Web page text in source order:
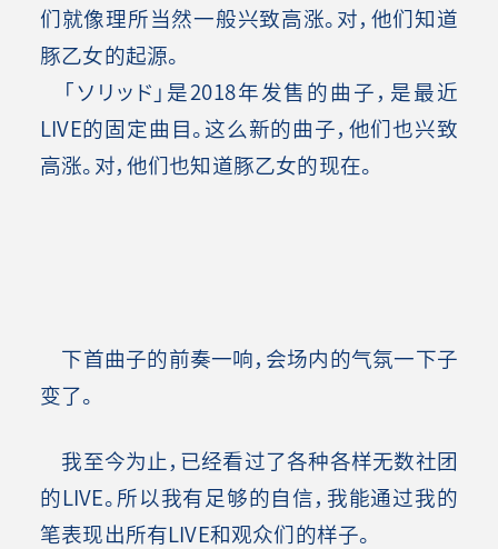
们就像理所当然一般兴致高涨。对，他们知道
豚乙女的起源。
「ソリッド」是2018年发售的曲子，是最近
LIVE的固定曲目。这么新的曲子，他们也兴致
高涨。对，他们也知道豚乙女的现在。
下首曲子的前奏一响，会场内的气氛一下子
变了。
我至今为止，已经看过了各种各样无数社团
的LIVE。所以我有足够的自信，我能通过我的
笔表现出所有LIVE和观众们的样子。